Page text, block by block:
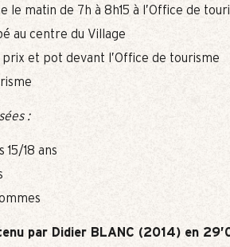
le matin de 7h à 8h15 à l’Office de
au centre du Village
prix et pot devant l’Office de tourisme
:
15/18 ans
par Didier BLANC (2014) en